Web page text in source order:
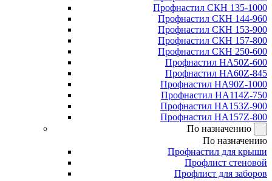
Профнастил СКН 135-1000
Профнастил СКН 144-960
Профнастил СКН 153-900
Профнастил СКН 157-800
Профнастил СКН 250-600
Профнастил НА50Z-600
Профнастил НА60Z-845
Профнастил НА90Z-1000
Профнастил НА114Z-750
Профнастил НА153Z-900
Профнастил НА157Z-800
По назначению
По назначению
Профнастил для крыши
Профлист стеновой
Профлист для заборов